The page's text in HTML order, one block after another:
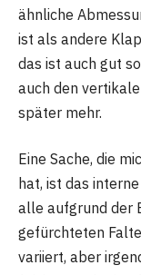
ähnliche
ist als andere
das ist auch gut
auch den
später mehr.
Eine Sache, die
hat, ist das
alle aufgrund der
gefürchteten
variiert, aber